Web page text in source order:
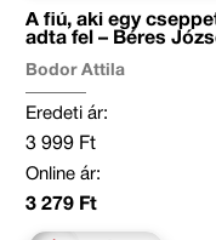
A fiú, aki egy
adta fel – Béres
Bodor Attila
Eredeti ár:
3 999 Ft
Online ár:
3 279 Ft